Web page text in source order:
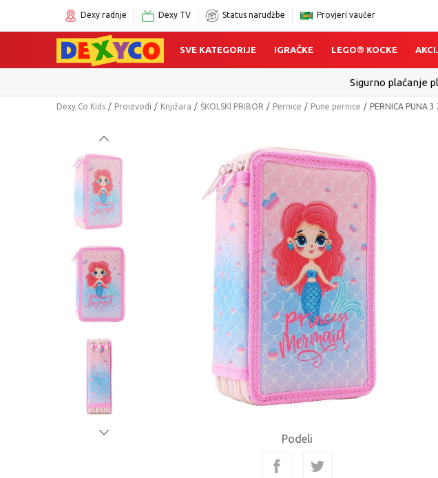
Dexy radnje Dexy TV Status narudžbe Provjeri vaučer
SVE KATEGORIJE IGRAČKE LEGO® KOCKE
Sigurno plaćanje
Dexy Co Kids Proizvodi Knjižara ŠKOLSKI PRIBOR Pernice Pune pernice PERNICA PUNA
Podeli